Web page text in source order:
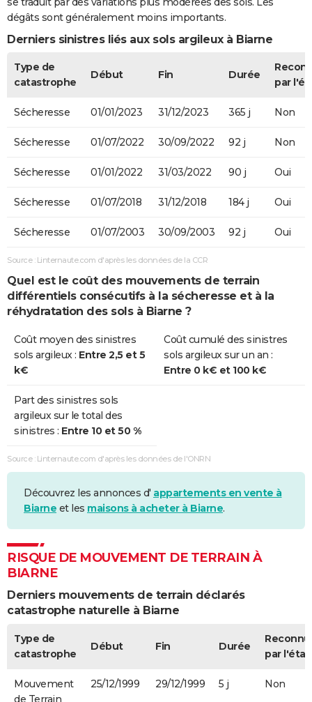
dégâts sont généralement moins importants.
Derniers sinistres liés aux sols argileux à Biarne
Type de
catastrophe
Début Fin Durée
par
Sécheresse 01/01/2023 31/12/2023 365 j Non
Sécheresse 01/07/2022 30/09/2022 92 j Non
Sécheresse 01/01/2022 31/03/2022 90 j Oui
Sécheresse 01/07/2018 31/12/2018 184 j Oui
Sécheresse 01/07/2003 30/09/2003 92 j Oui
Source : Linternaute.com d'après les données de la CCR
Quel est le coût des mouvements de terrain
différentiels consécutifs à la sécheresse et à la
réhydratation des sols à Biarne ?
Coût moyen des sinistres
sols argileux : Entre 2,5 et 5
k€
Coût cumulé des sinistres
sols argileux sur un an :
Entre 0 k€ et 100 k€
Part des sinistres sols
argileux sur le total des
sinistres : Entre 10 et 50 %
Source : Linternaute.com d'après les données de l'ONRN
Découvrez les annonces d' appartements en vente à
Biarne et les maisons à acheter à Biarne.
RISQUE DE MOUVEMENT DE TERRAIN À
BIARNE
Derniers mouvements de terrain déclarés
catastrophe naturelle à Biarne
Type de
catastrophe
Début Fin Durée
par l'état
Mouvement
de Terrain
25/12/1999 29/12/1999 5 j Non